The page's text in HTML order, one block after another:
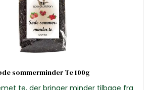
sommerminder Te 100g